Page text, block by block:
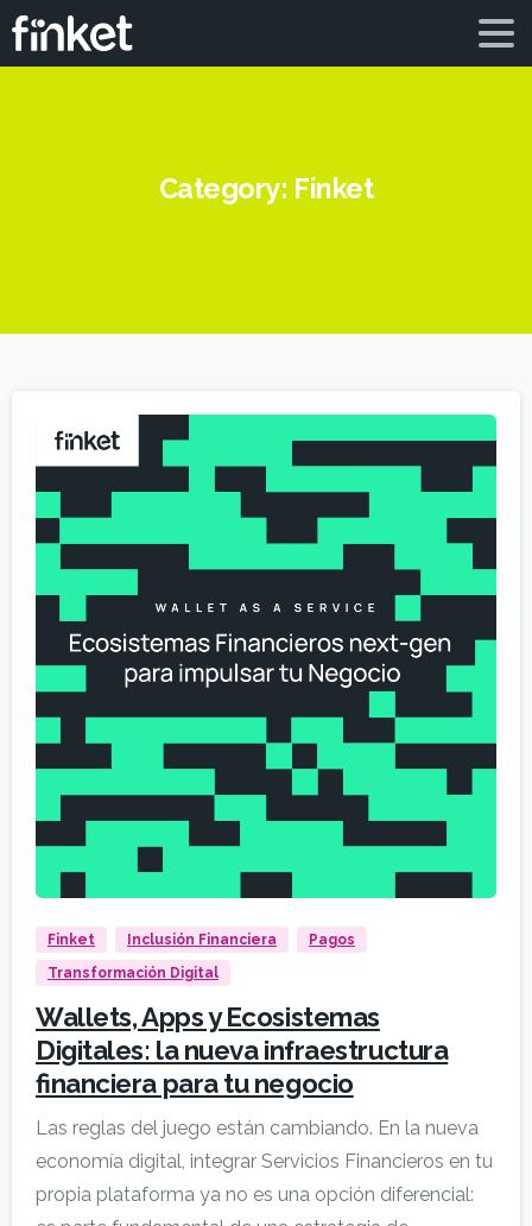
Category: Finket
Finket Inclusión Financiera
Pagos
Transformación Digital
Wallets, Apps y Ecosistemas
Digitales: la nueva infraestructura
financiera para tu negocio
Las reglas del juego están cambiando. En la nueva
economía digital, integrar Servicios Financieros en tu
propia plataforma ya no es una opción diferencial: